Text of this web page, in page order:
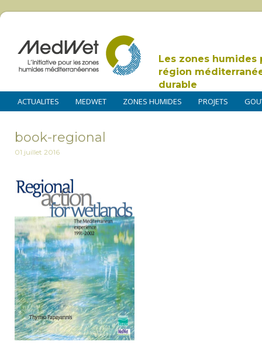
Les zones humides
région
durable
ACTUALITES MEDWET ZONES HUMIDES PROJETS
book-regional
01 juillet 2016